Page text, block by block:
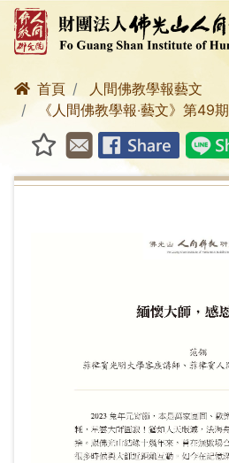
首頁
人間佛教學報藝文
《人間佛教學報‧藝文》第49期